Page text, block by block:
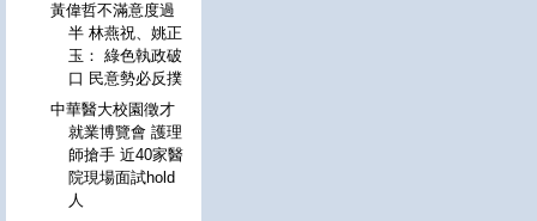
黃偉哲不滿意度過
半 林燕祝、姚正
玉： 綠色執政破
口 民意勢必反撲
中華醫大校園徵才
就業博覽會 護理
師搶手 近40家醫
院現場面試hold
人